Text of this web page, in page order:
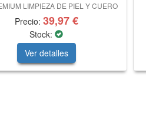
LIMPIEZA DE PIEL Y CUERO
Precio: 39,97 €
Stock:
Ver detalles